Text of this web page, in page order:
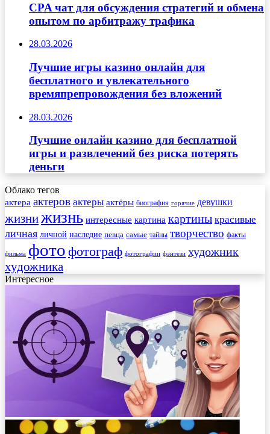
CPA чат для обсуждения стратегий и обмена
опытом по арбитражу трафика
28.03.2026
Лучшие игры казино онлайн для
бесплатного и увлекательного
времяпрепровождения без вложений
28.03.2026
Лучшие онлайн казино для бесплатной
игры и развлечений без риска потерять
деньги
Облако тегов
актера актеров актеры актёры биография горячие девушки
жизнижизнь интересные картина картины красивые
личная личной наследие певца самые тайны творчество факты
фильма фото фотограф фотографии фэнтези художник
художника
Интересное